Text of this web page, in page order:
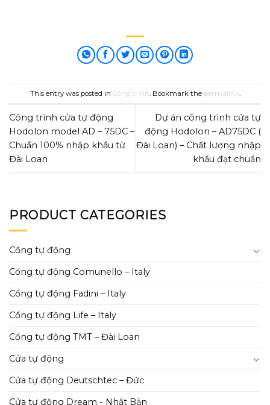
This entry was posted in Công trình. Bookmark the permalink.
Công trình cửa tự động
Hodolon model AD – 75DC –
Chuẩn 100% nhập khẩu từ
Đài Loan
Dự án công trình cửa tự
động Hodolon – AD75DC (
Đài Loan) – Chất lượng nhập
khẩu đạt chuẩn
PRODUCT CATEGORIES
Cổng tự động
Cổng tự động Comunello – Italy
Cổng tự động Fadini – Italy
Cổng tự động Life – Italy
Cổng tự động TMT – Đài Loan
Cửa tự động
Cửa tự động Deutschtec – Đức
Cửa tự động Dream - Nhật Bản